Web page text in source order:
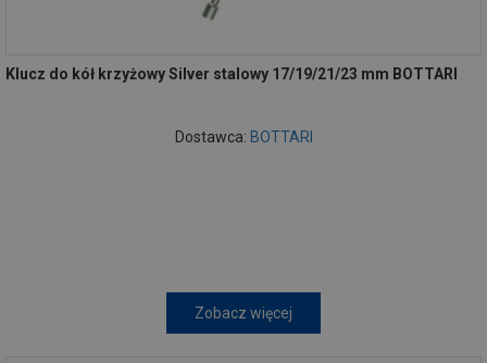
Klucz do kół krzyżowy Silver stalowy 17/19/21/23 mm BOTTARI
Dostawca: BOTTARI
Zobacz więcej